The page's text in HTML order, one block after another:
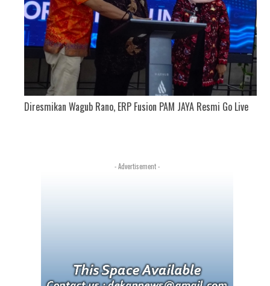
Diresmikan Wagub Rano, ERP Fusion PAM JAYA Resmi Go Live
- Advertisement -